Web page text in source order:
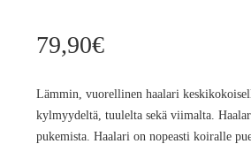
79,90€
Lämmin, vuorellinen haalari
kylmyydeltä, tuulelta sekä viimalta.
pukemista. Haalari on nopeasti koiralle